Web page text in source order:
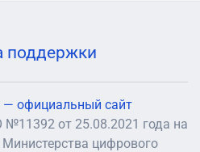
поддержки
— официальный сайт
от 25.08.2021 года на
цифрового